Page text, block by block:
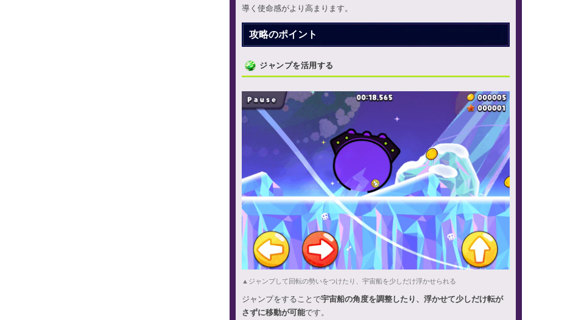
導く使命感がより高まります。
攻略のポイント
ジャンプを活用する
▲ジャンプして回転の勢いをつけたり、宇宙船を少しだけ浮かせられる
ジャンプをすることで宇宙船の角度を調整したり、浮かせて少しだけ転が
さずに移動が可能です。